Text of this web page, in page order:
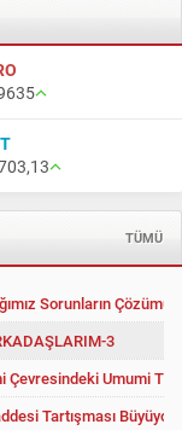
TÜMÜ
Sorunların
3
Çevresindeki Umumi
Tartışması Büyüyor